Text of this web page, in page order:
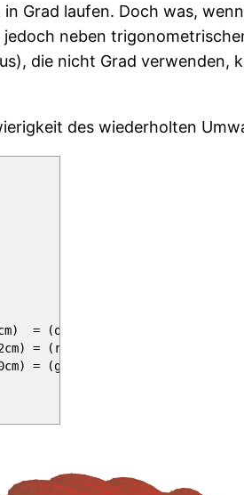
Grad laufen. Doch was,
neben
die nicht Grad verwenden,
des wiederholten
(orange);
= (red!80!black);
(green!20!black)